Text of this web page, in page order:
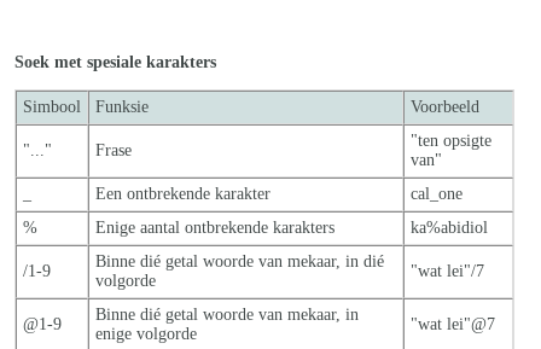
Soek met spesiale karakters
Simbool Funksie Voorbeeld
"..." Frase
"ten opsigte
van"
Een ontbrekende karakter
cal_one
%
Enige aantal ontbrekende karakters ka%abidiol
/1-9
Binne dié getal woorde van mekaar, in dié
volgorde
"wat lei"/7
@1-9
Binne dié getal woorde van mekaar, in
enige volgorde
"wat lei"@7